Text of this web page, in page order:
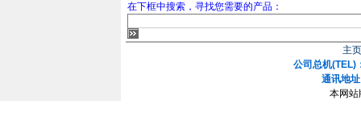
在下框中搜索，寻找您需要的产品：
主
公司总机
通讯地
本网